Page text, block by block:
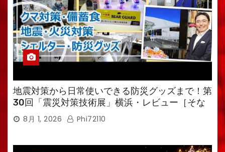
地震対策から日常使いできる防災グッズまで！第
30回「震災対策技術展」横浜・レビュー［そな
えるTV・高荷智也］
8月 1, 2026 Phi72110